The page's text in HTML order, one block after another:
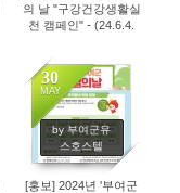
의 날 "구강건강생활실
천 캠페인" - (24.6.4.
30
MAY
by 부여군유
스호스텔
3237
[홍보] 2024년 '부여군